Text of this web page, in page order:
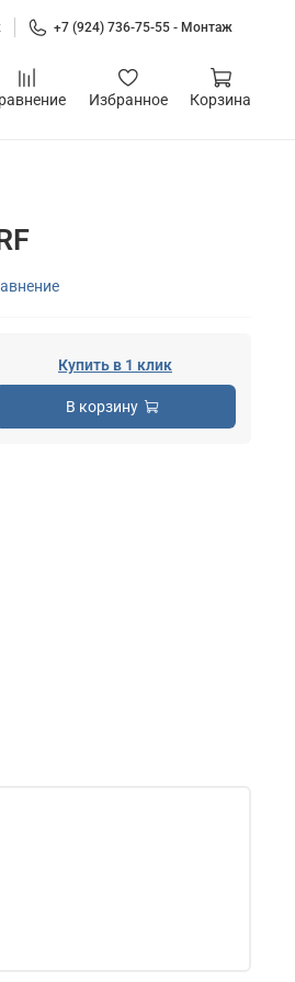
+7 (924) 736-75-55 - Монтаж
Избранное Корзина
Купить в 1 клик
В корзину